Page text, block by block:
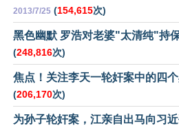
2013/7/25 (154,615次)
黑色幽默 罗浩对老婆"太清纯"持
(248,816次)
焦点！关注李天一轮奸案中的四
(206,170次)
为孙子轮奸案，江亲自出马向习